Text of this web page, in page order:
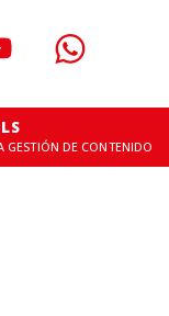
GESTIÓN DE CONTENIDO